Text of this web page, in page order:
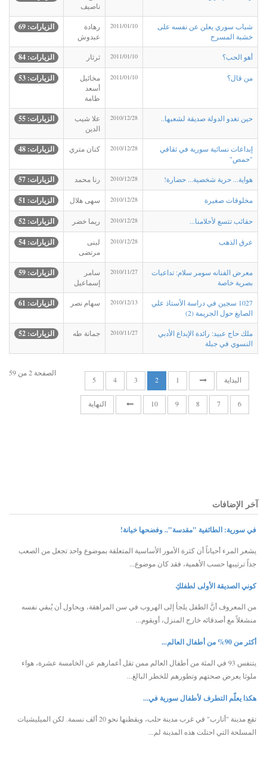
ناصيف
شباب سوري يعلن عن نفسه على
خشبة المسرح
2011/01/10
رهادة
عبدوش
الزيارات: 69
أهو الحب؟ 2011/01/10 ثرثار الزيارات: 84
من قال؟ 2011/01/10
مخائيل
أسعد
طامة
الزيارات: 53
حين تغدو الدولة صديقة لشعبها.. 2010/12/28
علا شيب
الدين
الزيارات: 55
إبداعات نسائية سورية في ثقافي
"حمص"
2010/12/28 كنان متري الزيارات: 48
هواية... حرية شخصية... حضارة! 2010/12/28 رنا محمد الزيارات: 57
مخلوقات صغيرة 2010/12/28 سهى هلال الزيارات: 51
حقائب تتسع لأحلامنا... 2010/12/28 ريما خضر الزيارات: 52
عرق الذهب 2010/12/28
لبنى
مرتضى
الزيارات: 54
معرض الفنانه سومر سلام: تداعيات
بصرية خاصة
2010/11/27
سامر
إسماعيل
الزيارات: 59
1027 سجين في دراسة الأستاذ علي
الصايغ حول الجريمة (2)
2010/12/13 سهام نصر الزيارات: 61
ملك حاج عبيد: رائدة الإبداع الأدبي
النسوي في جبلة
2010/11/27 جمانة طه الزيارات: 52
الصفحة 2 من 59
البداية 1
2
3
4
5
6
7
8
9
10 النهاية
آخر الإضافات
في سورية: الطائفية "مقدسة".. وفضحها خيانة!
يشعر المرء أحياناً أن كثرة الأمور الأساسية المتعلقة بموضوع واحد تجعل من الصعب
جداً ترتيبها حسب الأهمية، فقد كان موضوع...
كوني الصديقة الأولى لطفلكِ
من المعروف أنَّ الطفل يلجأ إلى الهروب في سن المراهقة، ويحاول أن يُبقي نفسه
منشغلاً مع أصدقائه خارج المنزل، أويقوم...
أكثر من 90% من أطفال العالم...
يتنفس 93 في المئة من أطفال العالم ممن تقل أعمارهم عن الخامسة عشرة، هواء
ملوثا يعرض صحتهم وتطورهم للخطر البالغ...
هكذا يعلّم التطرف لأطفال سورية في...
تقع مدينة "أتارب" في غرب مدينة حلب، ويقطنها نحو 20 ألف نسمة. لكن الميليشيات
المسلحة التي احتلت هذه المدينة لم...